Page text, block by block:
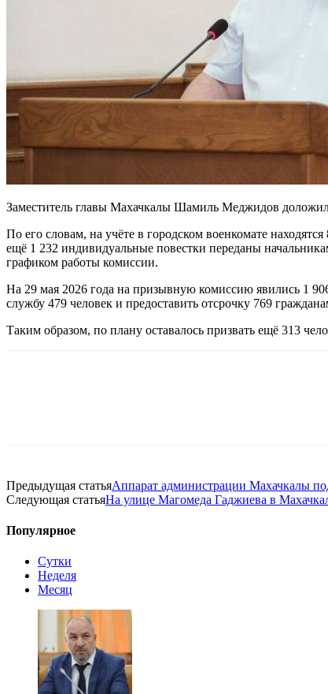
Заместитель главы Махачкалы Шамиль Меджидов доложил
По его словам, на учёте в городском военкомате
ещё 1 232 индивидуальные повестки переданы
графиком работы комиссии.
На 29 мая 2026 года на призывную комиссию явились 1
службу 479 человек и предоставить отсрочку 769
Таким образом, по плану оставалось призвать ещё 313
Предыдущая статьяАппарат администрации Махачкалы
Следующая статьяНа улице Магомеда Гаджиева в
Популярное
Сутки
Неделя
Месяц